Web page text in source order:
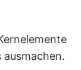
ausmachen.